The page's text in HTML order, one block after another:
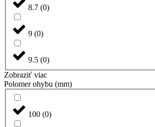
8.7 (0)
9 (0)
9.5 (0)
Zobraziť viac
Polomer ohybu (mm)
100 (0)